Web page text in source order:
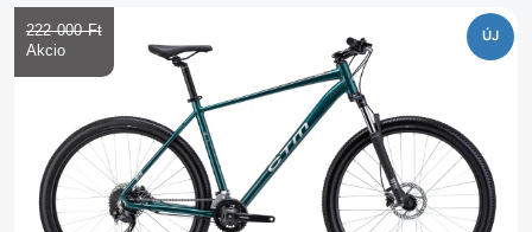
ÚJ
222 000 Ft‎